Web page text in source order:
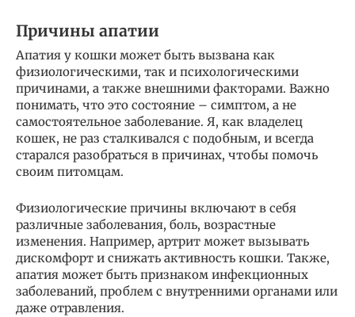
Причины апатии
Апатия у кошки может быть вызвана как
физиологическими, так и психологическими
причинами, а также внешними факторами. Важно
понимать, что это состояние – симптом, а не
самостоятельное заболевание. Я, как владелец
кошек, не раз сталкивался с подобным, и всегда
старался разобраться в причинах, чтобы помочь
своим питомцам.
Физиологические причины включают в себя
различные заболевания, боль, возрастные
изменения. Например, артрит может вызывать
дискомфорт и снижать активность кошки. Также,
апатия может быть признаком инфекционных
заболеваний, проблем с внутренними органами или
даже отравления.